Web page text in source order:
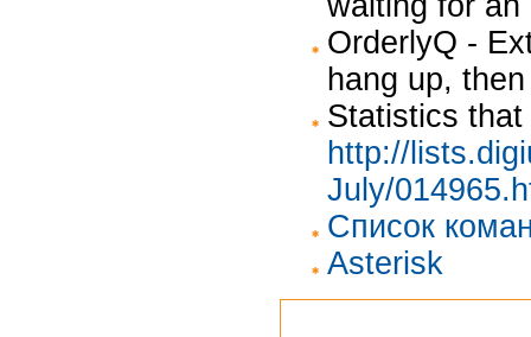
OrderlyQ -
hang up,
Statistics
http://
July/
Список
Asterisk